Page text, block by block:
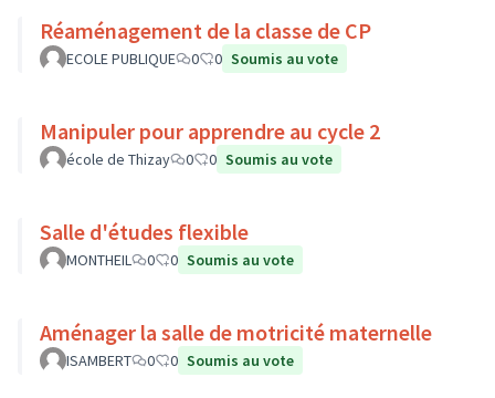
Réaménagement de la classe de CP
ECOLE PUBLIQUE 0 0 Soumis au vote
Manipuler pour apprendre au cycle 2
école de Thizay 0 0 Soumis au vote
Salle d'études flexible
MONTHEIL 0 0 Soumis au vote
Aménager la salle de motricité maternelle
ISAMBERT 0 0 Soumis au vote